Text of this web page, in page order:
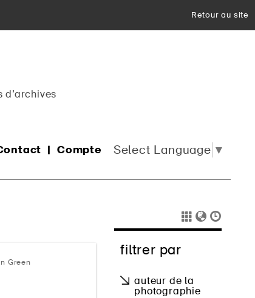
Retour au site
Compte Select Language ▼
Green
filtrer par
auteur de la
photographie